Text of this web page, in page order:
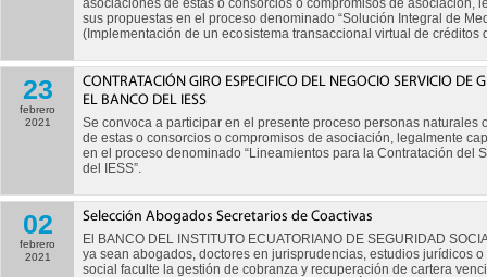
asociaciones de estas o consorcios o compromisos de asociación,
sus propuestas en el proceso denominado “Solución Integral de
(Implementación de un ecosistema transaccional virtual de créditos
23
febrero
2021
CONTRATACIÓN GIRO ESPECIFICO DEL NEGOCIO SERVICIO DE
EL BANCO DEL IESS
Se convoca a participar en el presente proceso personas
de estas o consorcios o compromisos de asociación, legalmente
en el proceso denominado “Lineamientos para la Contratación del
del IESS”.
02
febrero
2021
Selección Abogados Secretarios de Coactivas
El BANCO DEL INSTITUTO ECUATORIANO DE SEGURIDAD
ya sean abogados, doctores en jurisprudencias, estudios jurídicos
social faculte la gestión de cobranza y recuperación de cartera